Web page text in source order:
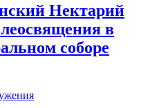
Нектарий
в
соборе